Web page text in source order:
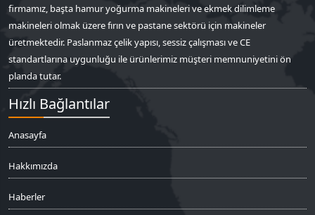
firmamız, başta hamur yoğurma makineleri ve ekmek dilimleme
makineleri olmak üzere fırın ve pastane sektörü için makineler
üretmektedir. Paslanmaz çelik yapısı, sessiz çalışması ve CE
standartlarına uygunluğu ile ürünlerimiz müşteri memnuniyetini ön
planda tutar.
Hızlı Bağlantılar
Anasayfa
Hakkımızda
Haberler